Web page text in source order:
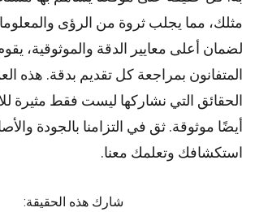
مثلك، مما يجلب ثروة من الرؤى
لضمان أعلى معايير الدقة والموثوقية،
المتفانون بمراجعة كل تقديم بدقة. هذه
الحقائق التي نشاركها ليست فقط مثيرة
أيضًا موثوقة. ثق في التزامنا بالجودة
استكشافك وتعلمك معنا.
شارك هذه الحقيقة: